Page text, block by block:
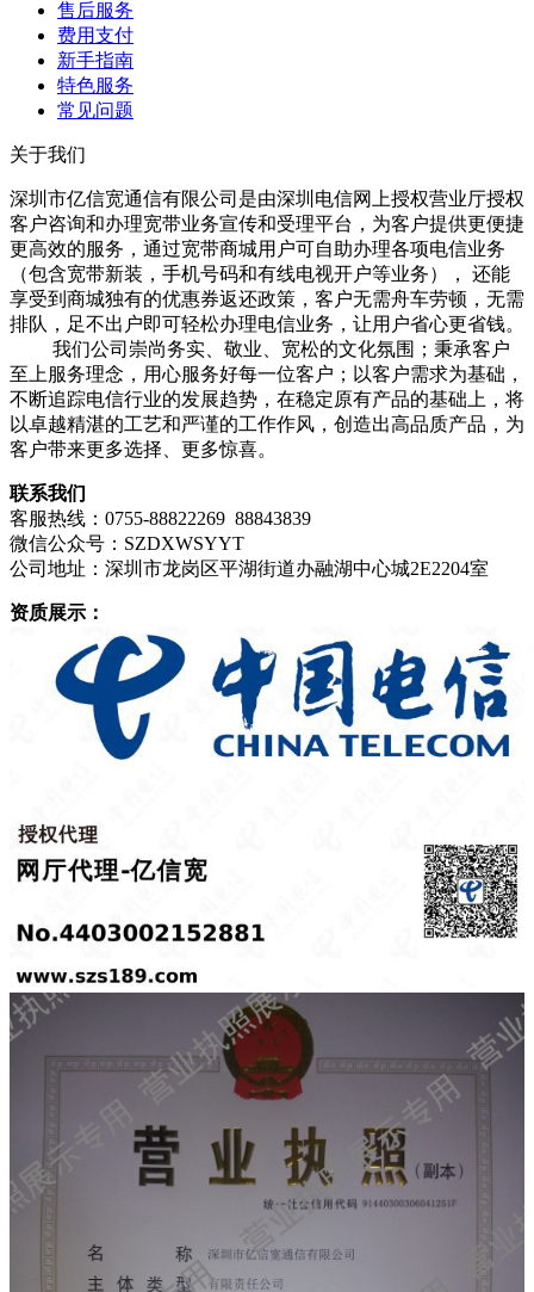
售后服务
费用支付
新手指南
特色服务
常见问题
关于我们
深圳市亿信宽通信有限公司是由深圳电信网上授权营业厅授权
客户咨询和办理宽带业务宣传和受理平台，为客户提供更便捷
更高效的服务，通过宽带商城用户可自助办理各项电信业务
（包含宽带新装，手机号码和有线电视开户等业务）， 还能
享受到商城独有的优惠券返还政策，客户无需舟车劳顿，无需
排队，足不出户即可轻松办理电信业务，让用户省心更省钱。
我们公司崇尚务实、敬业、宽松的文化氛围；秉承客户
至上服务理念，用心服务好每一位客户；以客户需求为基础，
不断追踪电信行业的发展趋势，在稳定原有产品的基础上，将
以卓越精湛的工艺和严谨的工作作风，创造出高品质产品，为
客户带来更多选择、更多惊喜。
联系我们
客服热线：0755-88822269 88843839
微信公众号：SZDXWSYYT
公司地址：深圳市龙岗区平湖街道办融湖中心城2E2204室
资质展示：